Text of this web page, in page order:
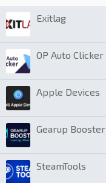
Exitlag
OP Auto Clicker
Apple Devices
Gearup Booster
SteamTools